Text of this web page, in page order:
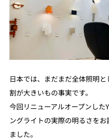
日本では、まだまだ全体照明
割が大きいもの事実です。
今回リニューアルオープンした
ングライトの実際の明るさを
ました。